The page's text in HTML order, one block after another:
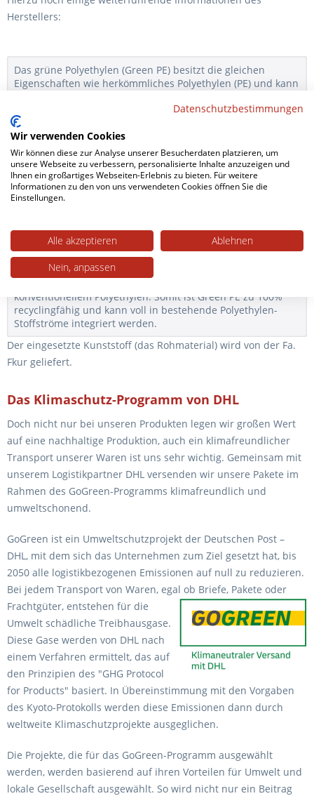
Herstellers:
Das grüne Polyethylen (Green PE) besitzt die gleichen
Eigenschaften wie herkömmliches Polyethylen (PE) und kann
verarbeitet werden. Im Gegensatz zur Herstellung von
fossilem PE dient nicht Öl, sondern aus Zuckerrohr
gewonnenes Ethylen als Basis zur Herstellung von Green PE.
Jede Pflanze bindet während ihres Wachstums durch
Photosynthese CO2 und lagert den Kohlenstoff in Form von
Biomasse ein. Dadurch, dass Green PE auf Zuckerrohr
basiert, speichert jede Tonne dieses Kunststoffes mehr als 2
gesamten Produkt-Lebenszyklus. Durch den Einsatz eines
nachwachsenden Rohstoffes ist Green PE zudem ein
wichtiger Schritt, um fossile Ressourcen zu schonen.
konventionellem Polyethylen. Somit ist Green PE zu 100%
recyclingfähig und kann voll in bestehende Polyethylen-
Stoffströme integriert werden.
Der eingesetzte Kunststoff (das Rohmaterial) wird von der Fa.
Fkur geliefert.
Das Klimaschutz-Programm von DHL
Doch nicht nur bei unseren Produkten legen wir großen Wert
auf eine nachhaltige Produktion, auch ein klimafreundlicher
Transport unserer Waren ist uns sehr wichtig. Gemeinsam mit
unserem Logistikpartner DHL versenden wir unsere Pakete im
Rahmen des GoGreen-Programms klimafreundlich und
umweltschonend.
GoGreen ist ein Umweltschutzprojekt der Deutschen Post –
DHL, mit dem sich das Unternehmen zum Ziel gesetzt hat, bis
2050 alle logistikbezogenen Emissionen auf null zu reduzieren.
Bei jedem Transport von Waren, egal ob Briefe, Pakete oder
Frachtgüter, entstehen für die
Umwelt schädliche Treibhausgase.
Diese Gase werden von DHL nach
einem Verfahren ermittelt, das auf
den Prinzipien des "GHG Protocol
for Products" basiert. In Übereinstimmung mit den Vorgaben
des Kyoto-Protokolls werden diese Emissionen dann durch
weltweite Klimaschutzprojekte ausgeglichen.
Die Projekte, die für das GoGreen-Programm ausgewählt
werden, werden basierend auf ihren Vorteilen für Umwelt und
lokale Gesellschaft ausgewählt. So wird nicht nur ein Beitrag
Datenschutzbestimmungen
Wir verwenden Cookies
Wir können diese zur Analyse unserer Besucherdaten platzieren, um
unsere Webseite zu verbessern, personalisierte Inhalte anzuzeigen und
Ihnen ein großartiges Webseiten-Erlebnis zu bieten. Für weitere
Informationen zu den von uns verwendeten Cookies öffnen Sie die
Einstellungen.
Alle akzeptieren
Ablehnen
Nein, anpassen